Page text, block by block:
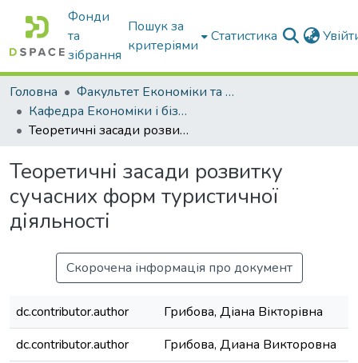
Фонди
та
зібрання
Пошук за
критеріями
Статистика
Головна
Факультет Економіки та бізнесу
Кафедра Економіки і бізнесу
Теоретичні засади розвитку сучасних форм туристичної діяльності
Теоретичні засади розвитку
сучасних форм туристичної
діяльності
Скорочена інформація про документ
dc.contributor.author
Грибова, Діана Вікторівна
dc.contributor.author
Грибова, Диана Викторовна